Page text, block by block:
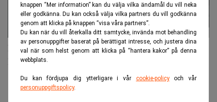
knappen “Mer information” kan du välja vilka ändamål du vill neka
eller godkänna. Du kan också välja vilka partners du vill godkänna
genom att klicka på knappen “visa våra partners”.
Du kan när du vill återkalla ditt samtycke, invända mot behandling
av personuppgifter baserat på berättigat intresse, och justera dina
val när som helst genom att klicka på “hantera kakor” på denna
webbplats.
Du kan fördjupa dig ytterligare i vår cookie-policyoch vår
personuppgiftspolicy.
Hans Sterte lämnar som chef för Alectas
kapitalförvaltning￼